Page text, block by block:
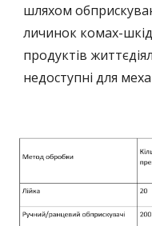
шляхом
личинок комах-
продуктів
недоступні для